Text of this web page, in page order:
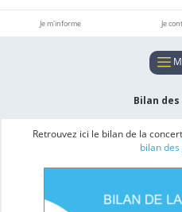
Je m'informe Je
Bilan
Retrouvez ici le bilan de la
bilan